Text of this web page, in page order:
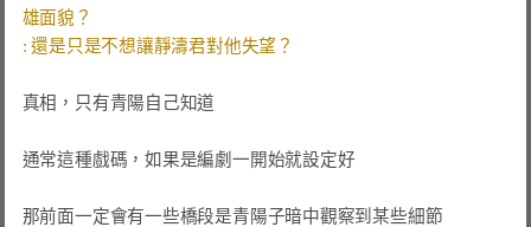
真相，只有青陽自己知道
通常這種戲碼，如果是編劇一開始就設定好
那前面一定會有一些橋段是青陽子暗中觀察到某些細節